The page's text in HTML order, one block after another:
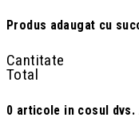
Produs adaugat cu
Cantitate
Total
0 articole in cosul dvs.